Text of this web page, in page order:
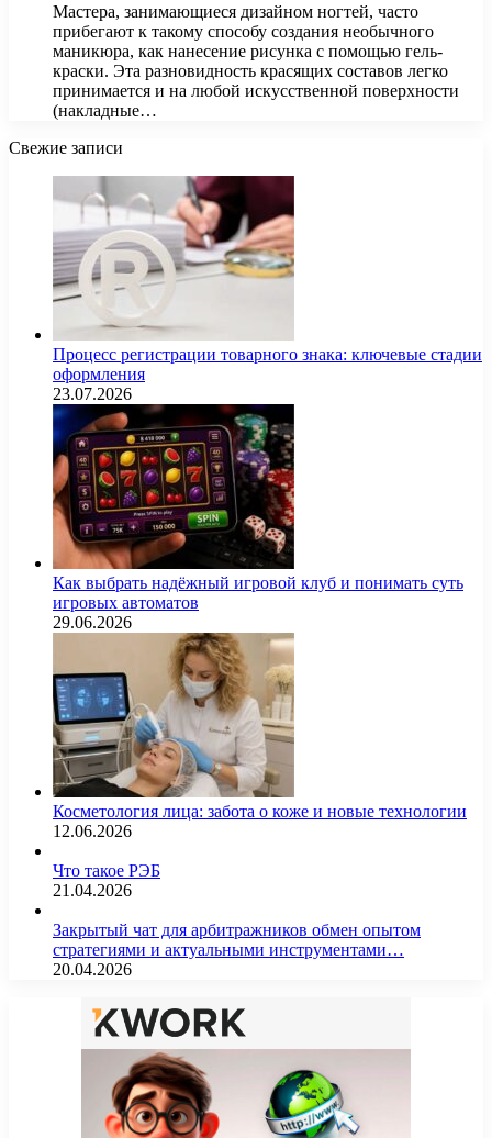
Мастера, занимающиеся дизайном ногтей, часто
прибегают к такому способу создания необычного
маникюра, как нанесение рисунка с помощью гель-
краски. Эта разновидность красящих составов легко
принимается и на любой искусственной поверхности
(накладные…
Свежие записи
Процесс регистрации товарного знака: ключевые стадии
оформления
23.07.2026
Как выбрать надёжный игровой клуб и понимать суть
игровых автоматов
29.06.2026
Косметология лица: забота о коже и новые технологии
12.06.2026
Что такое РЭБ
21.04.2026
Закрытый чат для арбитражников обмен опытом
стратегиями и актуальными инструментами…
20.04.2026